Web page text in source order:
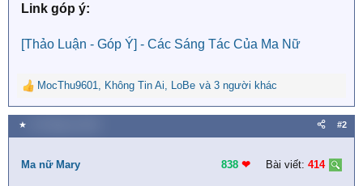
Link góp ý:
[Thảo Luận - Góp Ý] - Các Sáng Tác Của Ma Nữ
R
e
a
c
i
MocThu9601 Không Tin Ai LoBe và 3 người khác
★ #2
Ma nữ Mary 838 ❤︎ Bài viết: 414